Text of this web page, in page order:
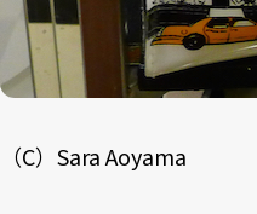
（C）Sara Aoyama